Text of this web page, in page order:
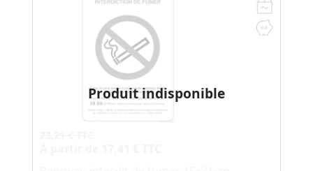
Produit indisponible